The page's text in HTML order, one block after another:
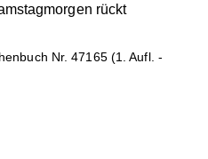
rückt
Nr. 47165 (1. Aufl. -